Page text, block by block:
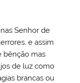
Senhor de
e assim
bênção mas
de luz como
brancas ou